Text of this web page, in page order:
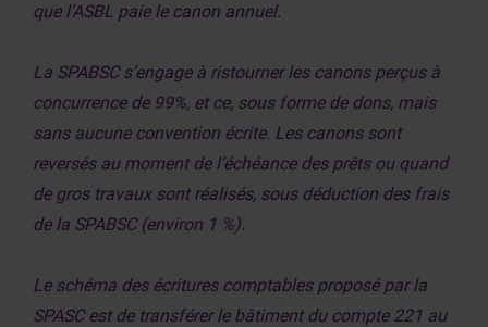
que l’ASBL paie le canon annuel.
La SPABSC s’engage à ristourner les canons perçus à
concurrence de 99%, et ce, sous forme de dons, mais
sans aucune convention écrite. Les canons sont
reversés au moment de l’échéance des prêts ou quand
de gros travaux sont réalisés, sous déduction des frais
de la SPABSC (environ 1 %).
Le schéma des écritures comptables proposé par la
SPASC est de transférer le bâtiment du compte 221 au